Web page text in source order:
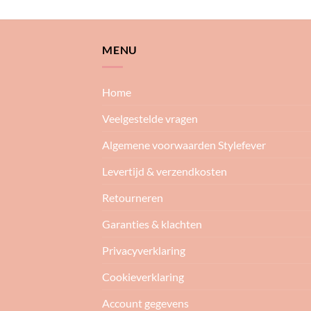
MENU
Home
Veelgestelde vragen
Algemene voorwaarden Stylefever
Levertijd & verzendkosten
Retourneren
Garanties & klachten
Privacyverklaring
Cookieverklaring
Account gegevens